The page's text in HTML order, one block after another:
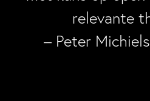
relevante
– Peter